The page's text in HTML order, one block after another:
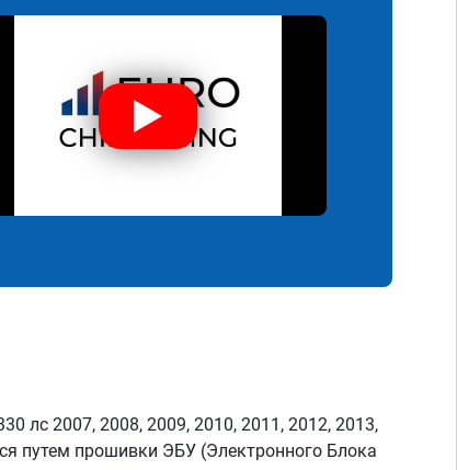
лс 2007, 2008, 2009, 2010, 2011, 2012, 2013,
путем прошивки ЭБУ (Электронного Блока